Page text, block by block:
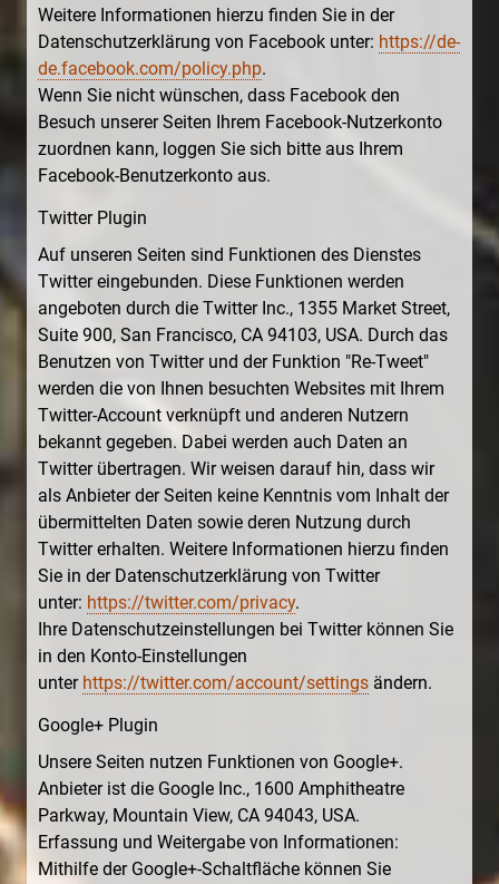
Weitere Informationen hierzu finden Sie in der
Datenschutzerklärung von Facebook unter: https://de-
de.facebook.com/policy.php.
Wenn Sie nicht wünschen, dass Facebook den
Besuch unserer Seiten Ihrem Facebook-Nutzerkonto
zuordnen kann, loggen Sie sich bitte aus Ihrem
Facebook-Benutzerkonto aus.
Twitter Plugin
Auf unseren Seiten sind Funktionen des Dienstes
Twitter eingebunden. Diese Funktionen werden
angeboten durch die Twitter Inc., 1355 Market Street,
Suite 900, San Francisco, CA 94103, USA. Durch das
Benutzen von Twitter und der Funktion "Re-Tweet"
werden die von Ihnen besuchten Websites mit Ihrem
Twitter-Account verknüpft und anderen Nutzern
bekannt gegeben. Dabei werden auch Daten an
Twitter übertragen. Wir weisen darauf hin, dass wir
als Anbieter der Seiten keine Kenntnis vom Inhalt der
übermittelten Daten sowie deren Nutzung durch
Twitter erhalten. Weitere Informationen hierzu finden
Sie in der Datenschutzerklärung von Twitter
unter: https://twitter.com/privacy.
Ihre Datenschutzeinstellungen bei Twitter können Sie
in den Konto-Einstellungen
unter https://twitter.com/account/settings ändern.
Google+ Plugin
Unsere Seiten nutzen Funktionen von Google+.
Anbieter ist die Google Inc., 1600 Amphitheatre
Parkway, Mountain View, CA 94043, USA.
Erfassung und Weitergabe von Informationen:
Mithilfe der Google+-Schaltfläche können Sie